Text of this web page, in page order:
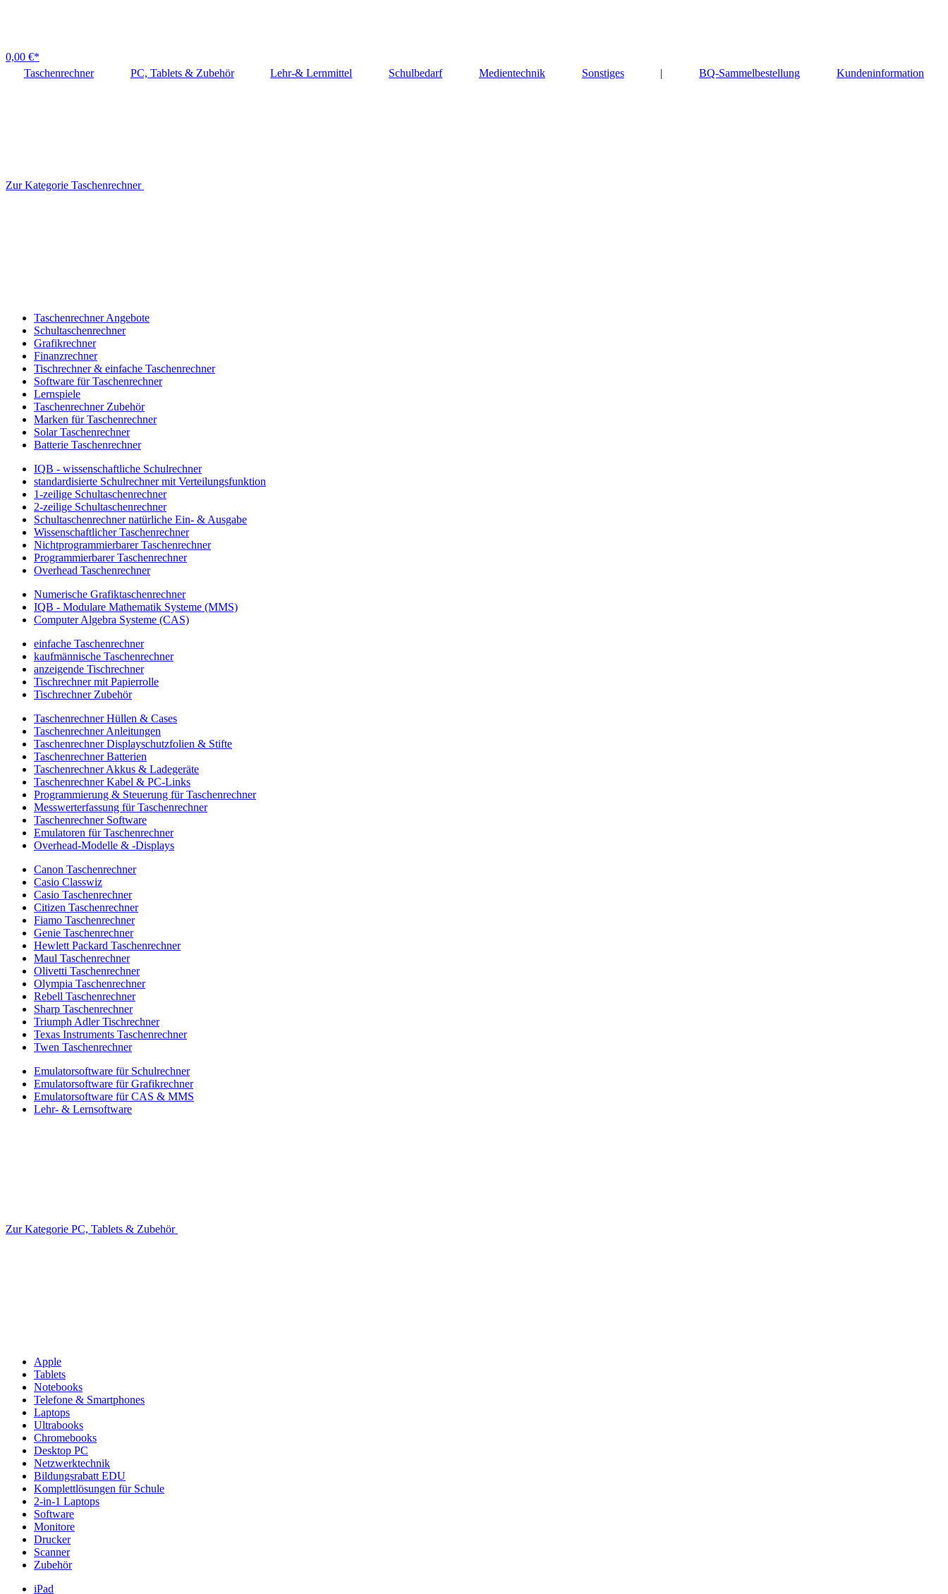
0,00 €*
Taschenrechner
PC, Tablets & Zubehör Lehr-& Lernmittel Schulbedarf Medientechnik Sonstiges | BQ-Sammelbestellung Kundeninformation
Zur Kategorie Taschenrechner
Taschenrechner Angebote
Schultaschenrechner
Grafikrechner
Finanzrechner
Tischrechner & einfache Taschenrechner
Software für Taschenrechner
Lernspiele
Taschenrechner Zubehör
Marken für Taschenrechner
Solar Taschenrechner
Batterie Taschenrechner
IQB - wissenschaftliche Schulrechner
standardisierte Schulrechner mit Verteilungsfunktion
1-zeilige Schultaschenrechner
2-zeilige Schultaschenrechner
Schultaschenrechner natürliche Ein- & Ausgabe
Wissenschaftlicher Taschenrechner
Nichtprogrammierbarer Taschenrechner
Programmierbarer Taschenrechner
Overhead Taschenrechner
Numerische Grafiktaschenrechner
IQB - Modulare Mathematik Systeme (MMS)
Computer Algebra Systeme (CAS)
einfache Taschenrechner
kaufmännische Taschenrechner
anzeigende Tischrechner
Tischrechner mit Papierrolle
Tischrechner Zubehör
Taschenrechner Hüllen & Cases
Taschenrechner Anleitungen
Taschenrechner Displayschutzfolien & Stifte
Taschenrechner Batterien
Taschenrechner Akkus & Ladegeräte
Taschenrechner Kabel & PC-Links
Programmierung & Steuerung für Taschenrechner
Messwerterfassung für Taschenrechner
Taschenrechner Software
Emulatoren für Taschenrechner
Overhead-Modelle & -Displays
Canon Taschenrechner
Casio Classwiz
Casio Taschenrechner
Citizen Taschenrechner
Fiamo Taschenrechner
Genie Taschenrechner
Hewlett Packard Taschenrechner
Maul Taschenrechner
Olivetti Taschenrechner
Olympia Taschenrechner
Rebell Taschenrechner
Sharp Taschenrechner
Triumph Adler Tischrechner
Texas Instruments Taschenrechner
Twen Taschenrechner
Emulatorsoftware für Schulrechner
Emulatorsoftware für Grafikrechner
Emulatorsoftware für CAS & MMS
Lehr- & Lernsoftware
Zur Kategorie PC, Tablets & Zubehör
Apple
Tablets
Notebooks
Telefone & Smartphones
Laptops
Ultrabooks
Chromebooks
Desktop PC
Netzwerktechnik
Bildungsrabatt EDU
Komplettlösungen für Schule
2-in-1 Laptops
Software
Monitore
Drucker
Scanner
Zubehör
iPad